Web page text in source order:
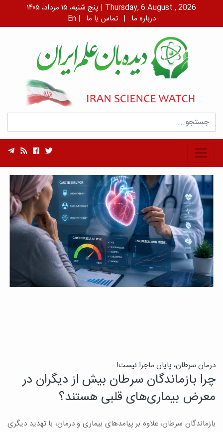
پنج شنبه، ۱۵ مرداد، ۱۴۰۵ | Thursday, 6 August , 2026
En | درباره ما | تماس با ما
درمان سرطان، پایان ماجرا نیست!
چرا بازماندگان سرطان بیش از دیگران در
معرض بیماری‌های قلبی هستند؟
بازماندگان سرطان، علاوه بر پیامدهای بیماری و درمان، با تهدید دیگری